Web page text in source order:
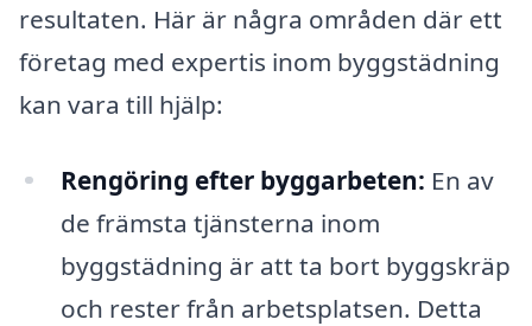
resultaten. Här är några områden där ett
företag med expertis inom byggstädning
kan vara till hjälp:
Rengöring efter byggarbeten: En av
de främsta tjänsterna inom
byggstädning är att ta bort byggskräp
och rester från arbetsplatsen. Detta